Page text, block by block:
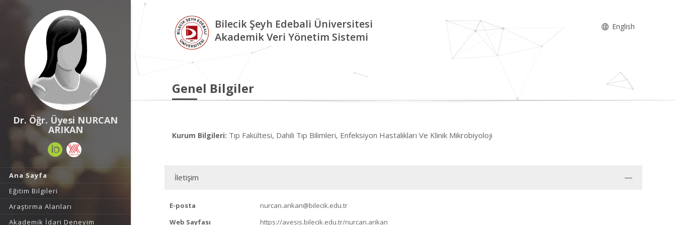
Dr. Öğr. Üyesi NURCAN
ARIKAN
Ana Sayfa
Eğitim Bilgileri
Araştırma Alanları
Akademik İdari Deneyim
Bilecik Şeyh Edebali Üniversitesi
Akademik Veri Yönetim Sistemi
English
Genel Bilgiler
Kurum Bilgileri: Tıp Fakültesi, Dahili Tıp Bilimleri, Enfeksiyon Hastalıkları Ve Klinik Mikrobiyoloji
İletişim
E-posta
nurcan.arikan@bilecik.edu.tr
Web Sayfası
https://avesis.bilecik.edu.tr/nurcan.arikan